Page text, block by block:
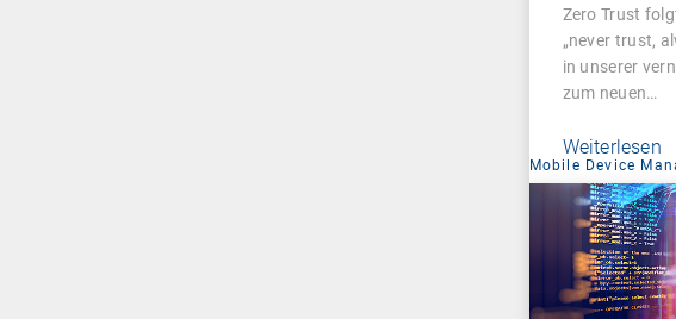
Zero Trust
„never trust,
in unserer
zum neuen…
Weiterlesen
Mobile Device